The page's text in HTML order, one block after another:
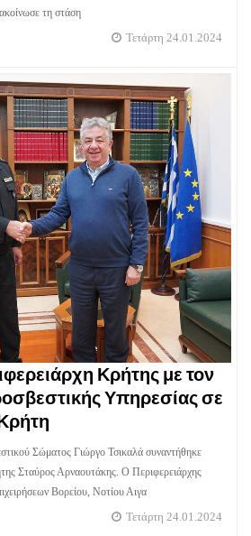
τη στάση
Τετάρτη 24.01.2024
Κρήτης με τον
Υπηρεσίας σε
Σώματος Γιώργο Τσικαλά συναντήθηκε
Σταύρος Αρναουτάκης. Ο Περιφερειάρχης
Βορείου, Νοτίου Αιγα
Τετάρτη 24.01.2024